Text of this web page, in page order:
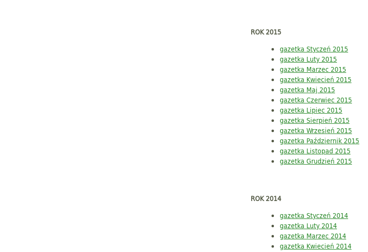
ROK 2015
gazetka Styczeń 2015
gazetka Luty 2015
gazetka Marzec 2015
gazetka Kwiecień 2015
gazetka Maj 2015
gazetka Czerwiec 2015
gazetka Lipiec 2015
gazetka Sierpień 2015
gazetka Wrzesień 2015
gazetka Październik 2015
gazetka Listopad 2015
gazetka Grudzień 2015
ROK 2014
gazetka Styczeń 2014
gazetka Luty 2014
gazetka Marzec 2014
gazetka Kwiecień 2014